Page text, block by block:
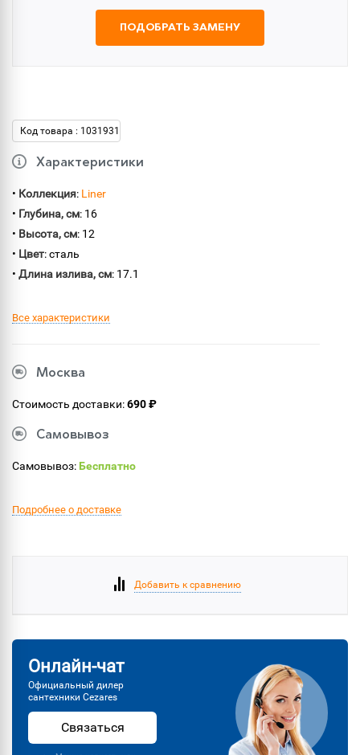
ПОДОБРАТЬ ЗАМЕНУ
Код товара : 1031931
Характеристики
• Коллекция: Liner
• Глубина, см: 16
• Высота, см: 12
• Цвет: сталь
• Длина излива, см: 17.1
Все характеристики
Москва
Стоимость доставки:690 ₽
Самовывоз
Самовывоз:Бесплатно
Подробнее о доставке
Добавить к сравнению
Онлайн-чат
Официальный дилер
сантехники Cezares
Связаться